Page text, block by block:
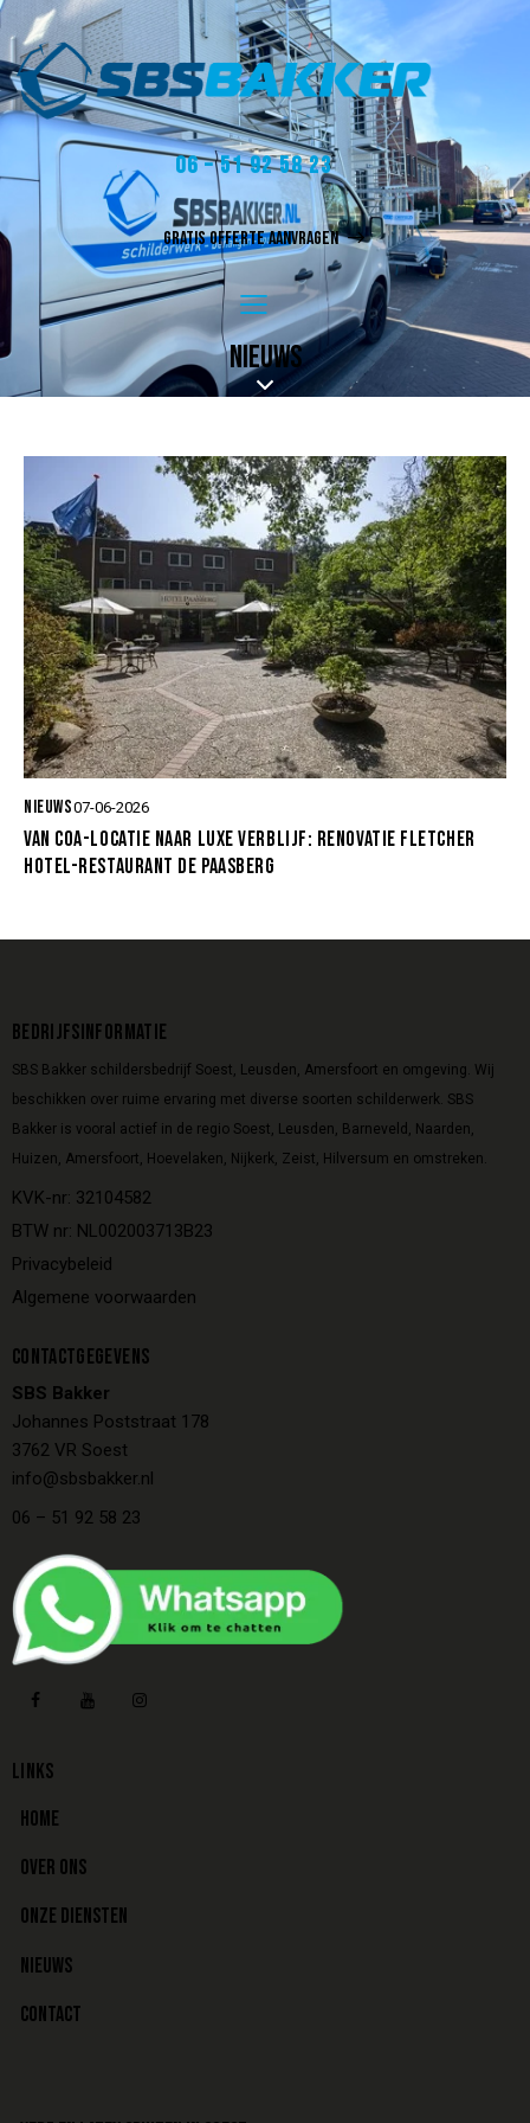
06 – 51 92 58 23
GRATIS OFFERTE AANVRAGEN
NIEUWS
NIEUWS07-06-2026
VAN COA-LOCATIE NAAR LUXE VERBLIJF: RENOVATIE FLETCHER
HOTEL-RESTAURANT DE PAASBERG
BEDRIJFSINFORMATIE
SBS Bakker schildersbedrijf Soest, Leusden, Amersfoort en omgeving. Wij
beschikken over ruime ervaring met diverse soorten schilderwerk. SBS
Bakker is vooral actief in de regio Soest, Leusden, Barneveld, Naarden,
Huizen, Amersfoort, Hoevelaken, Nijkerk, Zeist, Hilversum en omstreken.
KVK-nr: 32104582
BTW nr: NL002003713B23
Privacybeleid
Algemene voorwaarden
CONTACTGEGEVENS
SBS Bakker
Johannes Poststraat 178
3762 VR Soest
info@sbsbakker.nl
06 – 51 92 58 23
LINKS
HOME
OVER ONS
ONZE DIENSTEN
NIEUWS
CONTACT